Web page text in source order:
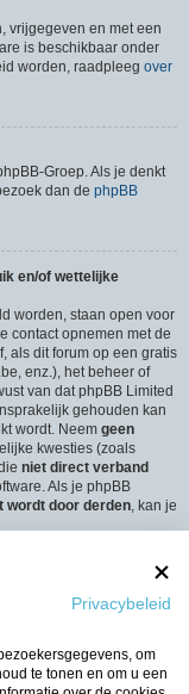
vrijgegeven en met een
is beschikbaar onder
worden, raadpleeg over
Groep. Als je denkt
dan de phpBB
en/of wettelijke
worden, staan open voor
contact opnemen met de
als dit forum op een gratis
enz.), het beheer of
van dat phpBB Limited
gehouden kan
wordt. Neem geen
kwesties (zoals
niet direct verband
Als je phpBB
wordt door derden, kan je
van het “Contact”-
“Het Team”-link.
Privacybeleid
om
te tonen en om u een